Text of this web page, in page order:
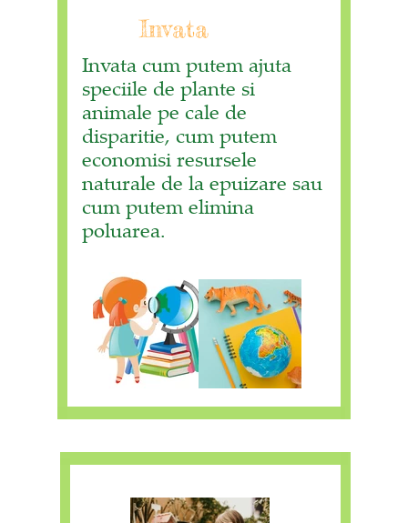
Invata cum putem ajuta
speciile de plante si
animale pe cale de
disparitie, cum putem
economisi resursele
naturale de la epuizare sau
cum putem elimina
poluarea.
Invata